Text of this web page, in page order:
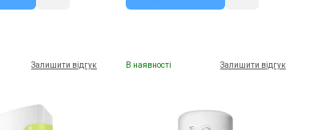
Залишити відгук В наявності Залишити відгук